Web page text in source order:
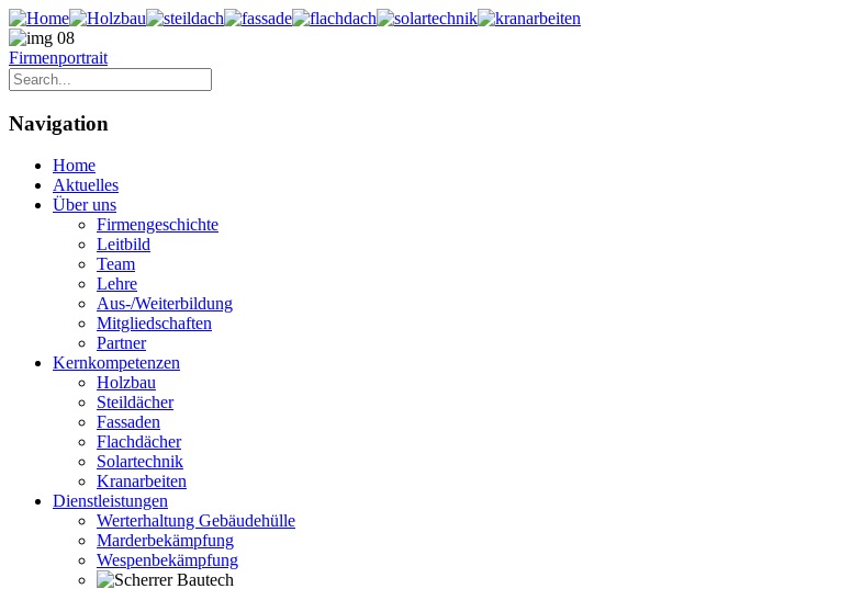
Firmenportrait
Navigation
Home
Aktuelles
Über uns
Firmengeschichte
Leitbild
Team
Lehre
Aus-/Weiterbildung
Mitgliedschaften
Partner
Kernkompetenzen
Holzbau
Steildächer
Fassaden
Flachdächer
Solartechnik
Kranarbeiten
Dienstleistungen
Werterhaltung Gebäudehülle
Marderbekämpfung
Wespenbekämpfung